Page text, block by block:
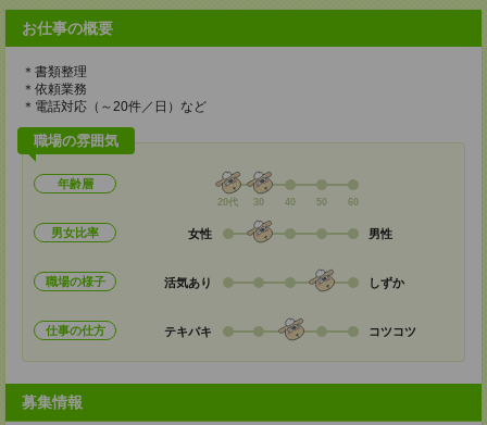
お仕事の概要
＊書類整理
＊依頼業務
＊電話対応（～20件／日）など
職場の雰囲気
年齢層
20代 30 40 50 60
男女比率 女性 男性
職場の様子 活気あり しずか
仕事の仕方 テキパキ コツコツ
募集情報